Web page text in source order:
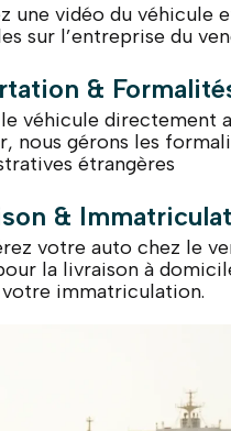
une vidéo du véhicule
sur l’entreprise du
&
le véhicule directement
nous gérons les
étrangères
&
votre auto chez le
la livraison à
immatriculation.